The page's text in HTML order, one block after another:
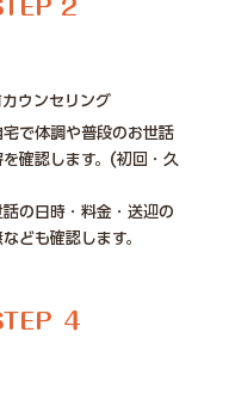
2
カウンセリング
宅で体調や普段のお世話
を確認します。(初回・久
話の日時・料金・送迎の
ども確認します。
４